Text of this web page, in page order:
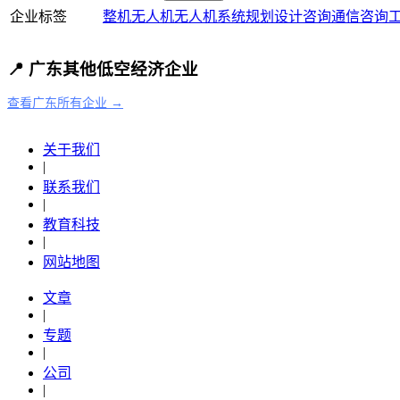
企业标签 整机无人机无人机系统规划设计咨询通信咨询
📍 广东其他低空经济企业
查看广东所有企业 →
关于我们
|
联系我们
|
教育科技
|
网站地图
文章
|
专题
|
公司
|